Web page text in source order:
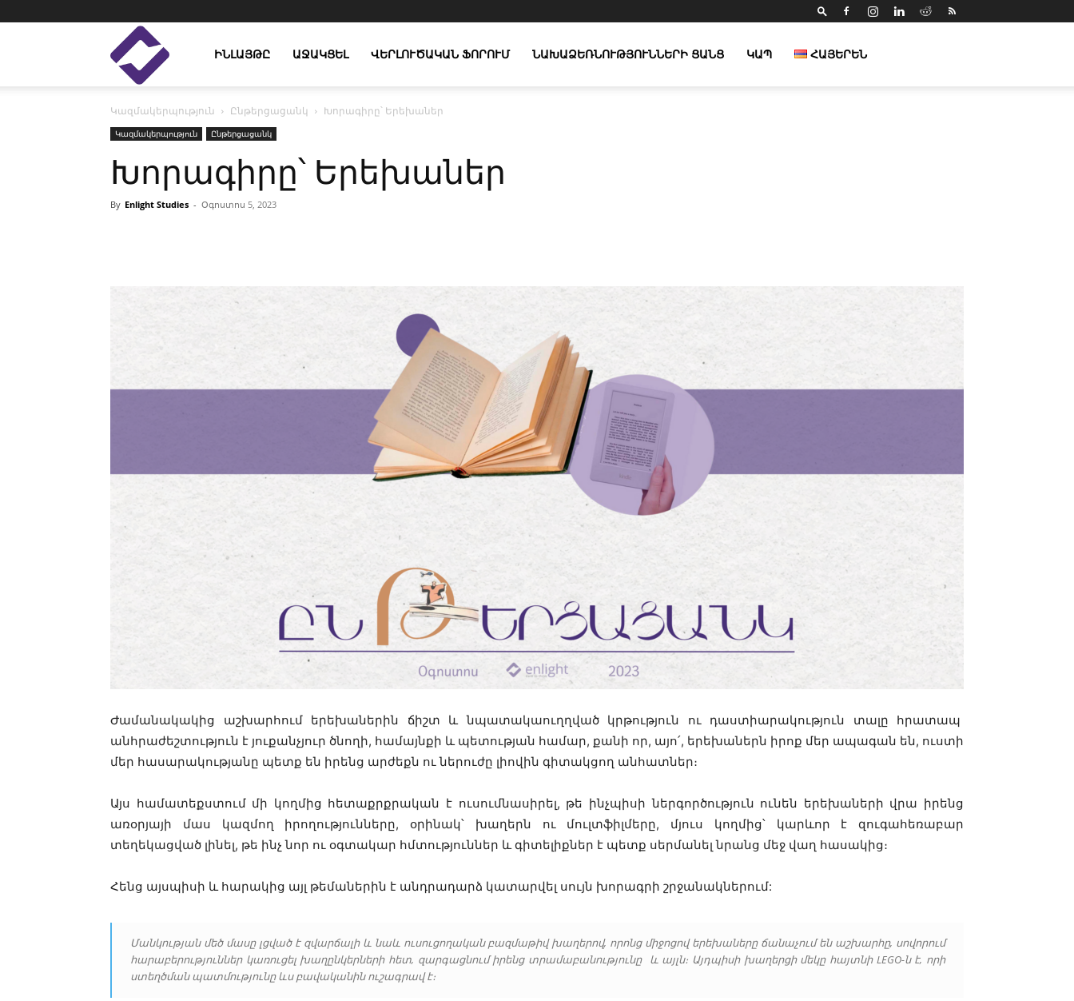
Enlight
Studies
ԻՆԼԱՅԹԸ ԱՋԱԿՑԵԼ ՎԵՐԼՈՒԾԱԿԱՆ ՖՈՐՈՒՄ ՆԱԽԱՁԵՌՆՈՒԹՅՈՒՆՆԵՐԻ ՑԱՆՑ ԿԱՊ ՀԱՅԵՐԵՆ
Կազմակերպություն Ընթերցացանկ Խորագիրը՝ Երեխաներ
Կազմակերպություն Ընթերցացանկ
Խորագիրը՝ Երեխաներ
By Enlight Studies - Օգոստոս 5, 2023
Ժամանակակից աշխարհում երեխաներին ճիշտ և նպատակաուղղված կրթություն ու դաստիարակություն տալը հրատապ
անհրաժեշտություն է յուքանչյուր ծնողի, համայնքի և պետության համար, քանի որ, այո՛, երեխաներն իրոք մեր ապագան են, ուստի
մեր հասարակությանը պետք են իրենց արժեքն ու ներուժը լիովին գիտակցող անհատներ։
Այս համատեքստում մի կողմից հետաքրքրական է ուսումնասիրել, թե ինչպիսի ներգործություն ունեն երեխաների վրա իրենց
առօրյայի մաս կազմող իրողությունները, օրինակ՝ խաղերն ու մուլտֆիլմերը, մյուս կողմից՝ կարևոր է զուգահեռաբար
տեղեկացված լինել, թե ինչ նոր ու օգտակար հմտություններ և գիտելիքներ է պետք սերմանել նրանց մեջ վաղ հասակից։
Հենց այսպիսի և հարակից այլ թեմաներին է անդրադարձ կատարվել սույն խորագրի շրջանակներում:
Մանկության մեծ մասը լցված է զվարճալի և նաև ուսուցողական բազմաթիվ խաղերով, որոնց միջոցով երեխաները ճանաչում են աշխարհը, սովորում
հարաբերություններ կառուցել խաղընկերների հետ, զարգացնում իրենց տրամաբանությունը և այլն։ Այդպիսի խաղերցի մեկը հայտնի LEGO-ն է, որի
ստեղծման պատմությունը ևս բավականին ուշագրավ է։